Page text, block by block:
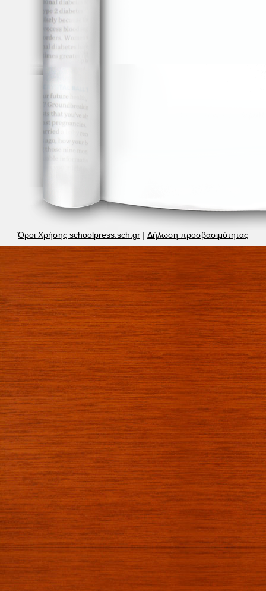
Όροι Χρήσης schoolpress.sch.gr | Δήλωση προσβασιμότητας